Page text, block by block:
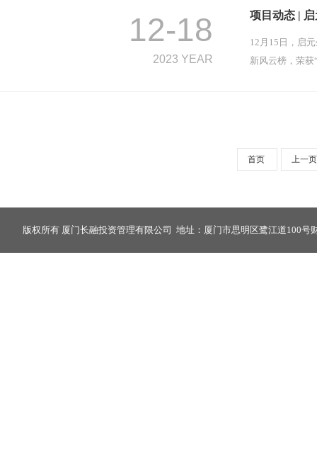
12-18
2023 YEAR
项目动态 |
12月15日，启
新风云榜，荣
首页 上一页
版权所有 厦门长融投资管理有限公司 地址：厦门市思明区鹭江道100